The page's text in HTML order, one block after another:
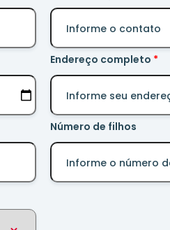
Endereço completo
Número de filhos